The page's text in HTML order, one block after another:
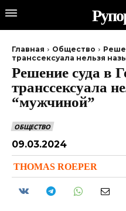
Главная Общество
транссексуала нельзя
Решение суда в
транссексуала
“мужчиной”
ОБЩЕСТВО
09.03.2024
THOMAS ROEPER